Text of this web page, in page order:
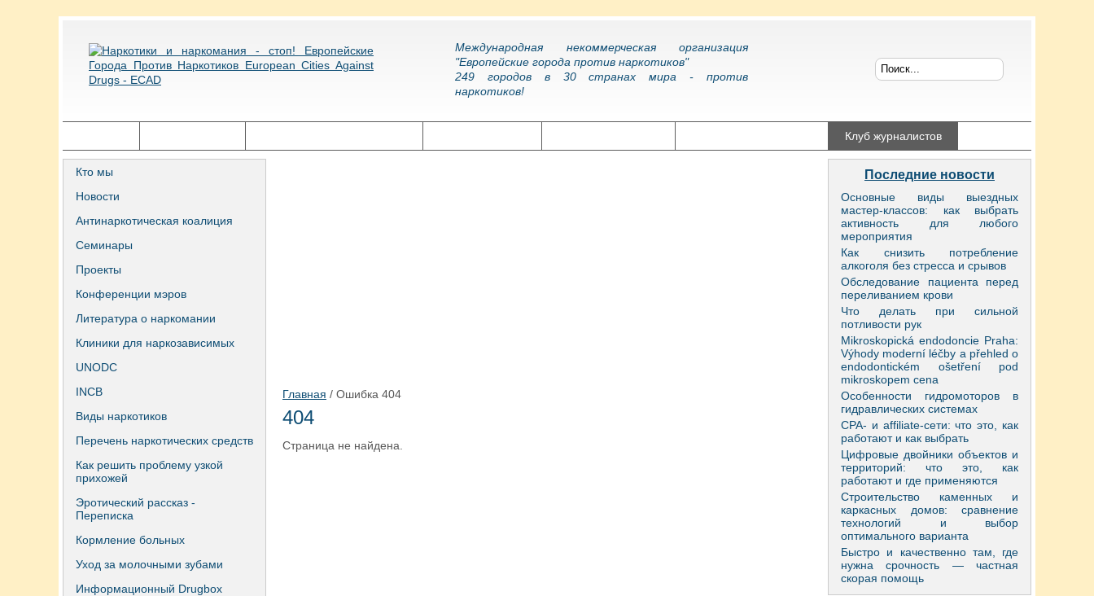
Международная некоммерческая организация
"Европейские города против наркотиков"
249 городов в 30 странах мира - против
наркотиков!
Клуб журналистов
Кто мы
Новости
Антинаркотическая коалиция
Семинары
Проекты
Конференции мэров
Литература о наркомании
Клиники для наркозависимых
UNODC
INCB
Виды наркотиков
Перечень наркотических средств
Как решить проблему узкой
прихожей
Эротический рассказ -
Переписка
Кормление больных
Уход за молочными зубами
Информационный Drugbox
Главная / Ошибка 404
404
Страница не найдена.
Последние новости
Основные виды выездных
мастер-классов: как выбрать
активность для любого
мероприятия
Как снизить потребление
алкоголя без стресса и срывов
Обследование пациента перед
переливанием крови
Что делать при сильной
потливости рук
Mikroskopická endodoncie Praha:
Výhody moderní léčby a přehled o
endodontickém ošetření pod
mikroskopem cena
Особенности гидромоторов в
гидравлических системах
CPA- и affiliate-сети: что это, как
работают и как выбрать
Цифровые двойники объектов и
территорий: что это, как
работают и где применяются
Строительство каменных и
каркасных домов: сравнение
технологий и выбор
оптимального варианта
Быстро и качественно там, где
нужна срочность — частная
скорая помощь